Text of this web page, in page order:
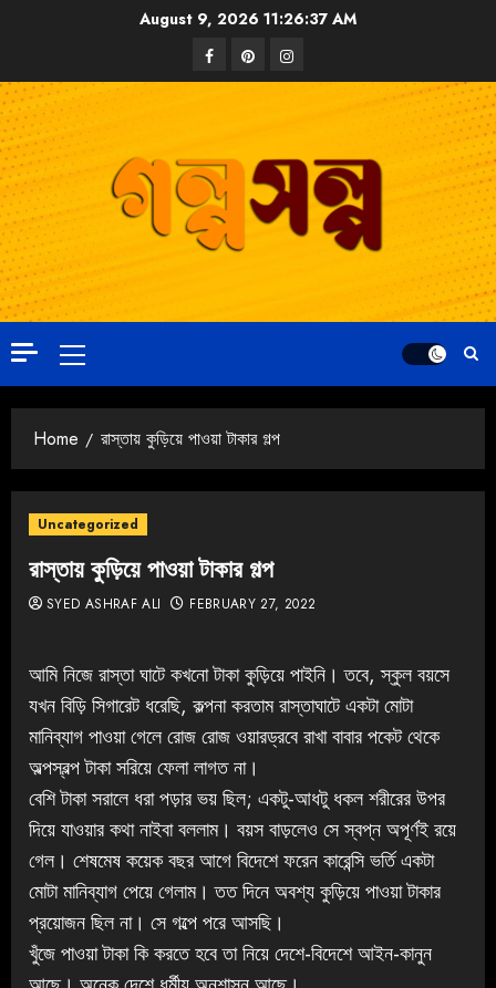
August 9, 2026 11:26:37 AM
Home রাস্তায় কুড়িয়ে পাওয়া টাকার গল্প
Uncategorized
রাস্তায় কুড়িয়ে পাওয়া টাকার গল্প
SYED ASHRAF ALI FEBRUARY 27, 2022
আমি নিজে রাস্তা ঘাটে কখনো টাকা কুড়িয়ে পাইনি। তবে, স্কুল বয়সে
যখন বিড়ি সিগারেট ধরেছি, কল্পনা করতাম রাস্তাঘাটে একটা মোটা
মানিব্যাগ পাওয়া গেলে রোজ রোজ ওয়ারড্রবে রাখা বাবার পকেট থেকে
অল্পস্বল্প টাকা সরিয়ে ফেলা লাগত না।
বেশি টাকা সরালে ধরা পড়ার ভয় ছিল; একটু-আধটু ধকল শরীরের উপর
দিয়ে যাওয়ার কথা নাইবা বললাম। বয়স বাড়লেও সে স্বপ্ন অপূর্ণই রয়ে
গেল। শেষমেষ কয়েক বছর আগে বিদেশে ফরেন কারেন্সি ভর্তি একটা
মোটা মানিব্যাগ পেয়ে গেলাম। তত দিনে অবশ্য কুড়িয়ে পাওয়া টাকার
প্রয়োজন ছিল না। সে গল্পে পরে আসছি।
খুঁজে পাওয়া টাকা কি করতে হবে তা নিয়ে দেশে-বিদেশে আইন-কানুন